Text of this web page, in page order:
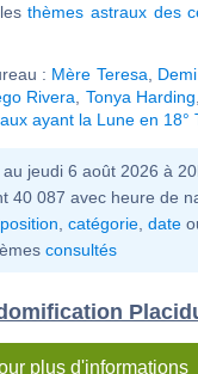
lesthèmes astraux des
: Mère Teresa
Rivera Tonya Harding
ayant la Lune en 18°
jeudi 6 août 2026 à
40 087 avec heure de
position catégorie date
consultés
plus d'informations